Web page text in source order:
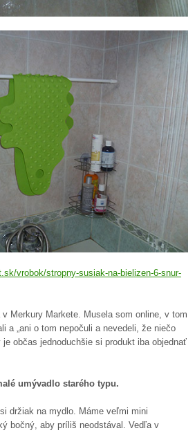
vrobok/stropny-susiak-na-bielizen-6-snur-
v Merkury Markete. Musela som online, v tom
a „ani o tom nepočuli a nevedeli, že niečo
je občas jednoduchšie si produkt iba objednať
umývadlo starého typu.
držiak na mydlo. Máme veľmi mini
bočný, aby príliš neodstával. Vedľa v